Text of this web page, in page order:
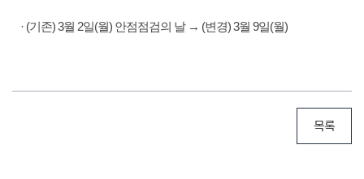
· (기존) 3월 2일(월) 안점점검의 날 → (변경) 3월 9일(월)
목록